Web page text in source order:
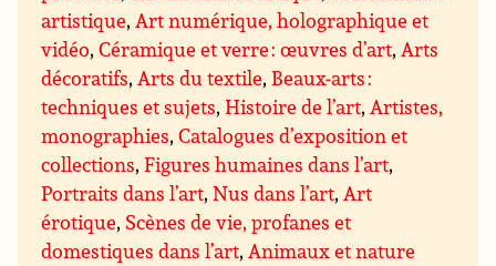
artistique,Art numérique, holographique et
vidéo,Céramique et verre : œuvres d’art,Arts
décoratifs,Arts du textile, Beaux-arts :
techniques et sujets,Histoire de l’art,Artistes,
monographies,Catalogues d’exposition et
collections,Figures humaines dans l’art,
Portraits dans l’art,Nus dans l’art,Art
érotique, Scènes de vie, profanes et
domestiques dans l’art,Animaux et nature